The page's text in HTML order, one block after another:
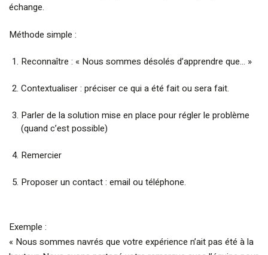
échange.
Méthode simple :
Reconnaître : « Nous sommes désolés d’apprendre que… »
Contextualiser : préciser ce qui a été fait ou sera fait.
Parler de la solution mise en place pour régler le problème
(quand c’est possible)
Remercier
Proposer un contact : email ou téléphone.
Exemple :
« Nous sommes navrés que votre expérience n’ait pas été à la